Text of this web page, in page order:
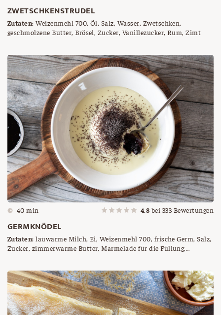
ZWETSCHKENSTRUDEL
Zutaten: Weizenmehl 700, Öl, Salz, Wasser, Zwetschken,
geschmolzene Butter, Brösel, Zucker, Vanillezucker, Rum, Zimt
40 min 4.8 bei 333 Bewertungen
GERMKNÖDEL
Zutaten: lauwarme Milch, Ei, Weizenmehl 700, frische Germ, Salz,
Zucker, zimmerwarme Butter, Marmelade für die Füllung,